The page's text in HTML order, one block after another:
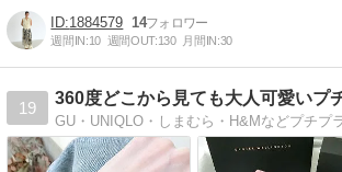
1884579 14
週間IN:10 週間OUT:130 月間IN:30
19
360度どこから見ても大人可愛いプ